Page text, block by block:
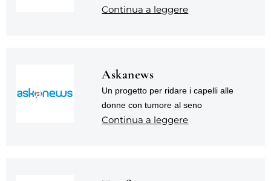
Continua a leggere
Askanews
Un progetto per ridare i capelli alle
donne con tumore al seno
Continua a leggere